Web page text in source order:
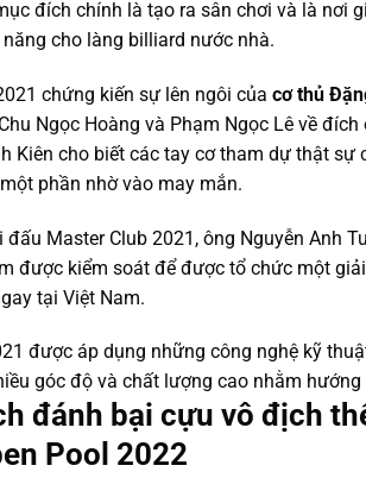
đích chính là tạo ra sân chơi và là nơi
cho làng billiard nước nhà.
chứng kiến sự lên ngôi của cơ thủ
Ngọc Hoàng và Phạm Ngọc Lê về
Kiên cho biết các tay cơ tham dự thật
phần nhờ vào may mắn.
đấu Master Club 2021, ông Nguyễn Anh
được kiểm soát để được tổ chức một
tại Việt Nam.
được áp dụng những công nghệ kỹ
góc độ và chất lượng cao nhằm
đánh bại cựu vô địch
Pool 2022